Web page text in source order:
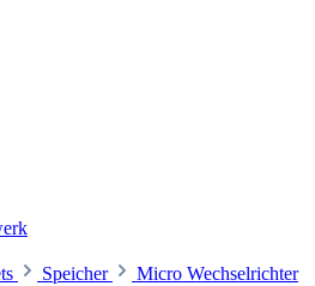
Speicher
Micro Wechselrichter